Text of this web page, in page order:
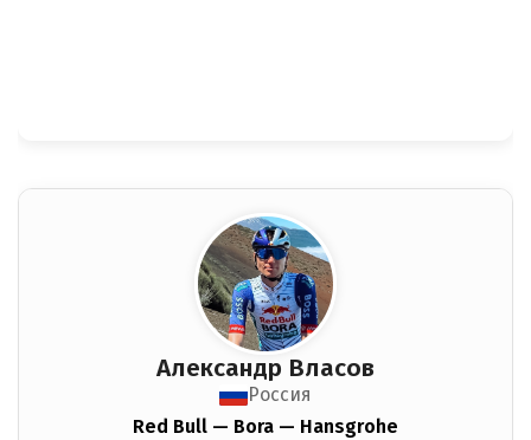
Александр Власов
Россия
Red Bull — Bora — Hansgrohe